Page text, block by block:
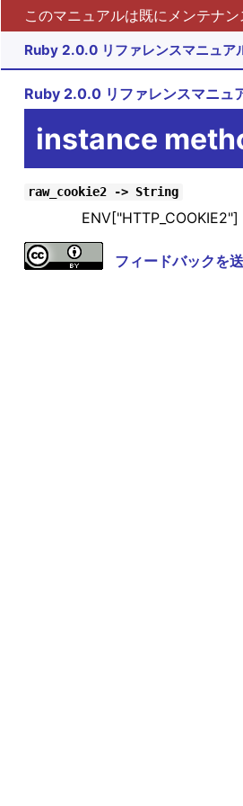
このマニュアルは既にメンテナ
Ruby 2.0.0 リファレンスマニュア
Ruby 2.0.0 リファレンスマニュ
instance
raw_cookie2 -> String
ENV["HTTP_COOKIE2"]
フィードバックを